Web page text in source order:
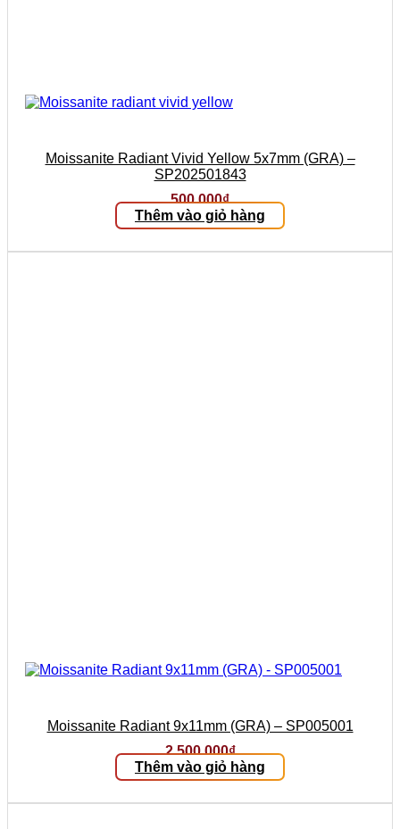
Moissanite Radiant Vivid Yellow 5x7mm (GRA) –
SP202501843
500.000₫
Thêm vào giỏ hàng
Moissanite Radiant 9x11mm (GRA) – SP005001
2.500.000₫
Thêm vào giỏ hàng